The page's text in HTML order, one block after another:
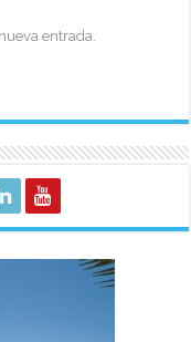
entrada.